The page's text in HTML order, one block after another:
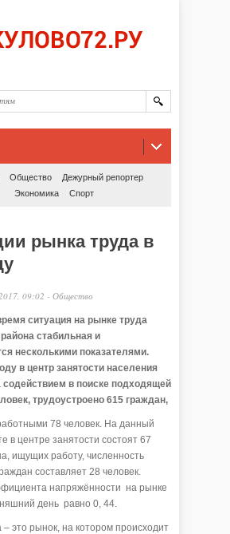
Общество
Дежурный репортер
Экономика
Спорт
рынка труда в
09:02 - Общество
ситуация на рынке труда
стабильная и
несколькими показателями.
в центр занятости населения
содействием в поиске подходящей
трудоустроено 615 граждан,
78 человек. На данный
в центре занятости состоят 67
ищущих работу, численность
составляет 28 человек.
напряжённости на рынке
день равно 0, 44.
это рынок, на котором происходит